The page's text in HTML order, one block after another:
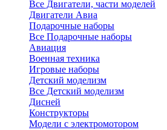
Все Двигатели, части моделей
Двигатели Авиа
Подарочные наборы
Все Подарочные наборы
Авиация
Военная техника
Игровые наборы
Детский моделизм
Все Детский моделизм
Дисней
Конструкторы
Модели с электромотором